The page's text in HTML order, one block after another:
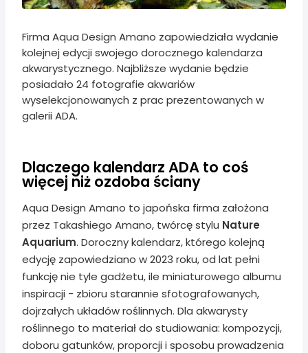
Firma Aqua Design Amano zapowiedziała wydanie
kolejnej edycji swojego dorocznego kalendarza
akwarystycznego. Najbliższe wydanie będzie
posiadało 24 fotografie akwariów
wyselekcjonowanych z prac prezentowanych w
galerii ADA.
Dlaczego kalendarz ADA to coś
więcej niż ozdoba ściany
Aqua Design Amano to japońska firma założona
przez Takashiego Amano, twórcę stylu Nature
Aquarium. Doroczny kalendarz, którego kolejną
edycję zapowiedziano w 2023 roku, od lat pełni
funkcję nie tyle gadżetu, ile miniaturowego albumu
inspiracji - zbioru starannie sfotografowanych,
dojrzałych układów roślinnych. Dla akwarysty
roślinnego to materiał do studiowania: kompozycji,
doboru gatunków, proporcji i sposobu prowadzenia